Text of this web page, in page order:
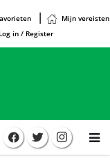
Mijn vereisten
Log in / Register